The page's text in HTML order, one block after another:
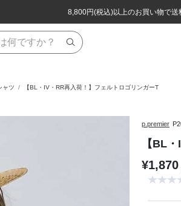
8,800円(税込)以上のお買い物で送
ほぼ全品半額！！8/12(水)お昼12:59
8,800円(税込)以上のお買い物で送
ほぼ全品半額！！8/12(水)お昼12:59
ャツ 【BL・IV・RR再入荷！】フェルトロゴリンガーT
p.premier
【BL
¥1,870